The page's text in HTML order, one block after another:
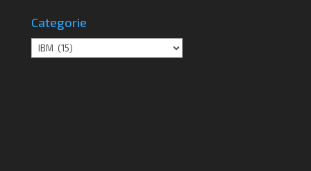
Categorie
Categorie